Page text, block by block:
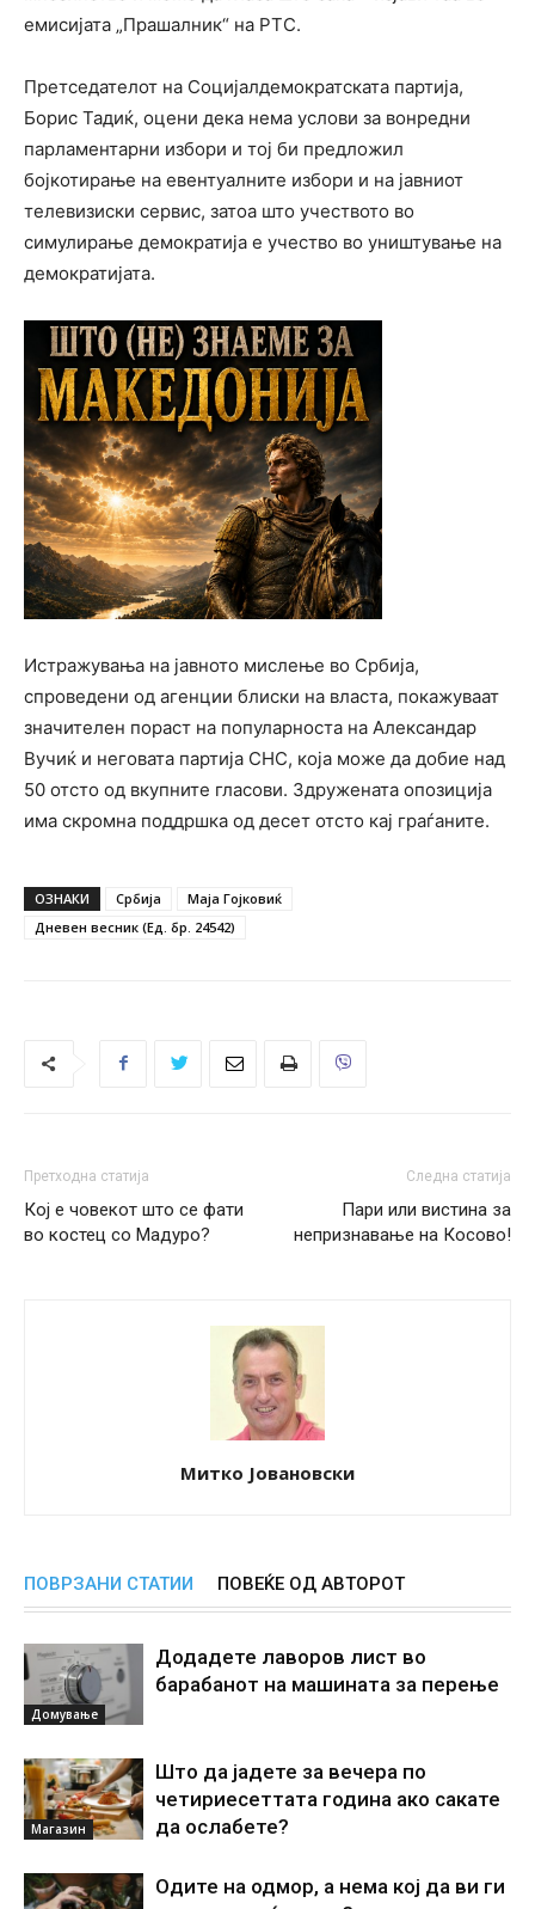
емисијата „Прашалник“ на РТС.
Претседателот на Социјалдемократската партија,
Борис Тадиќ, оцени дека нема услови за вонредни
парламентарни избори и тој би предложил
бојкотирање на евентуалните избори и на јавниот
телевизиски сервис, затоа што учеството во
симулирање демократија е учество во уништување на
демократијата.
Истражувања на јавното мислење во Србија,
спроведени од агенции блиски на власта, покажуваат
значителен пораст на популарноста на Александар
Вучиќ и неговата партија СНС, која може да добие над
50 отсто од вкупните гласови. Здружената опозиција
има скромна поддршка од десет отсто кај граѓаните.
ОЗНАКИ Србија
Маја Гојковиќ
Дневен весник (Ед. бр. 24542)
Претходна статија
Кој е човекот што се фати
во костец со Мадуро?
Следна статија
Пари или вистина за
непризнавање на Косово!
Митко Јовановски
ПОВРЗАНИ СТАТИИ ПОВЕЌЕ ОД АВТОРОТ
Домување
Додадете лаворов лист во
барабанот на машината за перење
Магазин
Што да јадете за вечера по
четириесеттата година ако сакате
да ослабете?
Одите на одмор, а нема кој да ви ги